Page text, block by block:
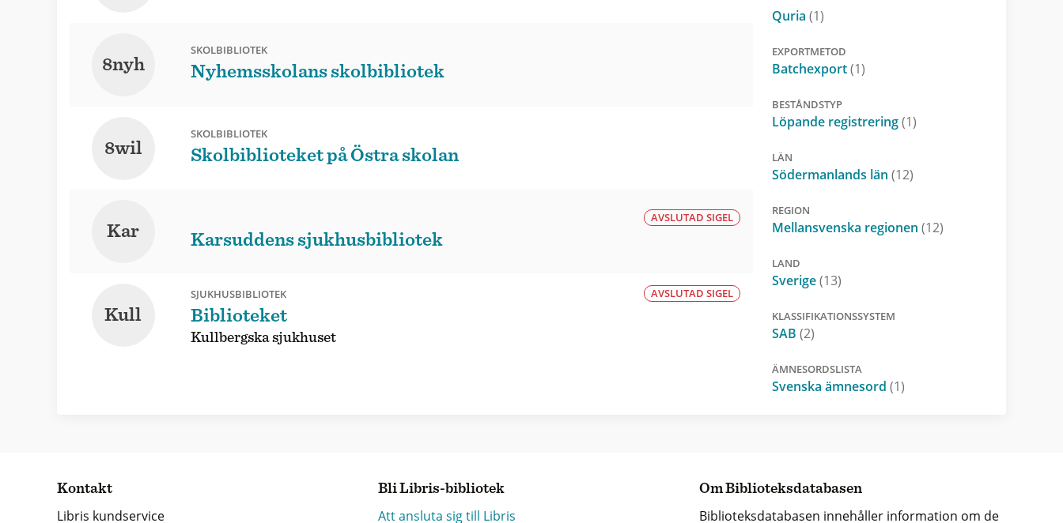
8nyh
SKOLBIBLIOTEK
Nyhemsskolans skolbibliotek
8wil
SKOLBIBLIOTEK
Skolbiblioteket på Östra skolan
Kar
AVSLUTAD SIGEL
Karsuddens sjukhusbibliotek
Kull
SJUKHUSBIBLIOTEK AVSLUTAD SIGEL
Biblioteket
Kullbergska sjukhuset
Quria (1)
EXPORTMETOD
Batchexport(1)
BESTÅNDSTYP
Löpande registrering(1)
LÄN
Södermanlands län (12)
REGION
Mellansvenska regionen (12)
LAND
Sverige(13)
KLASSIFIKATIONSSYSTEM
SAB (2)
ÄMNESORDSLISTA
Svenska ämnesord (1)
Kontakt
Libris kundservice
Bli Libris-bibliotek
Att ansluta sig till Libris
Om Biblioteksdatabasen
Biblioteksdatabasen innehåller information om de